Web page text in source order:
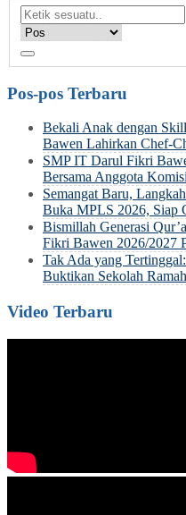
Pos-pos Terbaru
Bekali Anak dengan
Bawen Lahirkan Chef-
SMP IT Darul Fikri
Bersama Anggota
Semangat Baru,
Buka MPLS 2026, Siap
Bismillah Generasi
Fikri Bawen 2026/2027
Tak Ada yang
Buktikan Sekolah
Video Terbaru